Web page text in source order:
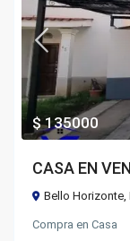
$ 135000
CASA EN
Bello
Compra enCasa